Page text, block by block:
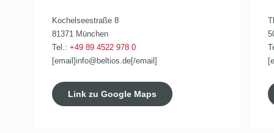
Kochelseestraße 8
81371 München
Tel.: +49 89 4522 978 0
[email]info@beltios.de[/email]
Link zu Google Maps